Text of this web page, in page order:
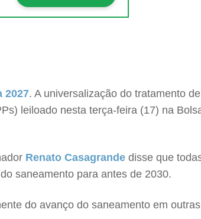
2027. A universalização do tratamento
leiloado nesta terça-feira (17) na
Renato Casagrande disse que
saneamento para antes de 2030.
do avanço do saneamento em